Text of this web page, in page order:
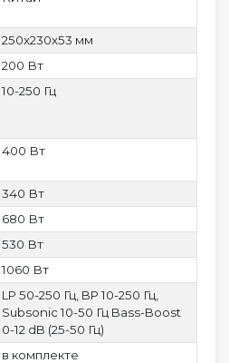
250х230х53 мм
200 Вт
10-250 Гц
400 Вт
340 Вт
680 Вт
530 Вт
1060 Вт
LP 50-250 Гц, BP 10-250 Гц,
Subsonic 10-50 Гц Bass-Boost
0-12 dB (25-50 Гц)
в комплекте